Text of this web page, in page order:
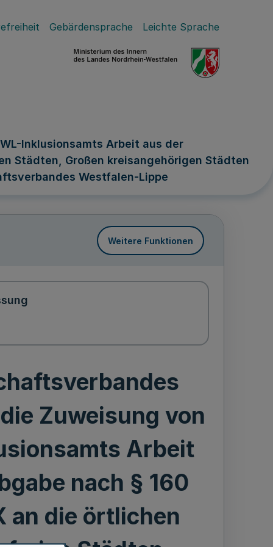
Gebärdensprache Leichte Sprache
Inklusionsamts Arbeit aus der
Städten, Großen kreisangehörigen Städten
Westfalen-Lippe
Weitere Funktionen
Zuweisung von
Arbeit
nach § 160
an die örtlichen